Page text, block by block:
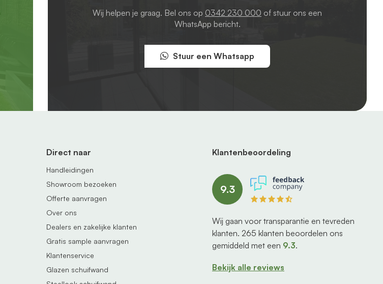
Wij helpen je graag. Bel ons op 0342 230 000 of stuur ons een
WhatsApp bericht.
Stuur een Whatsapp
Direct naar
Handleidingen
Showroom bezoeken
Offerte aanvragen
Over ons
Dealers en zakelijke klanten
Gratis sample aanvragen
Klantenservice
Glazen schuifwand
Klantenbeoordeling
9.3
Wij gaan voor transparantie en tevreden
klanten. 265 klanten beoordelen ons
gemiddeld met een 9.3.
Bekijk alle reviews